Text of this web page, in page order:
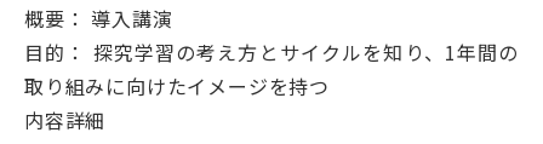
概要： 導入講演
目的： 探究学習の考え方とサイクルを知り、1年間の
取り組みに向けたイメージを持つ
内容詳細